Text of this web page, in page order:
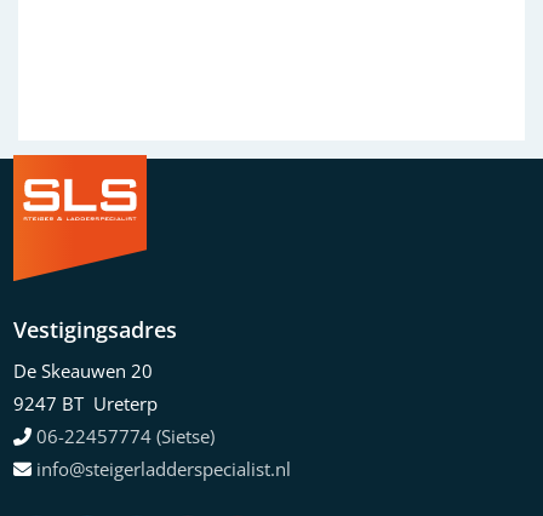
Vestigingsadres
De Skeauwen 20
9247 BT Ureterp
06-22457774 (Sietse)
info@steigerladderspecialist.nl